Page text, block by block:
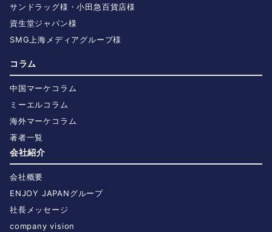
サンドラッグ様・小田急百貨店様
資生堂ジャパン様
SMG上海メディアグループ様
コラム
中国マーケコラム
ミーエルコラム
海外マーケコラム
著者一覧
会社紹介
会社概要
ENJOY JAPANグループ
社長メッセージ
company vision